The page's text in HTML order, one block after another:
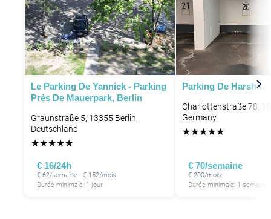
P
Le Parking De Yannick - Parking
Près De Mauerpark, Berlin
Graunstraße 5, 13355 Berlin,
Deutschland
★★★★★
€ 16/24h
€ 62/semaine · € 152/mois
Durée minimale: 1 jour
Parking De Harshita
Charlottenstraße 78,
Germany
★★★★★
€ 70/semaine
€ 200/mois
Durée minimale: 1 semaine